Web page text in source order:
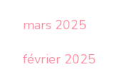
mars 2025
février 2025